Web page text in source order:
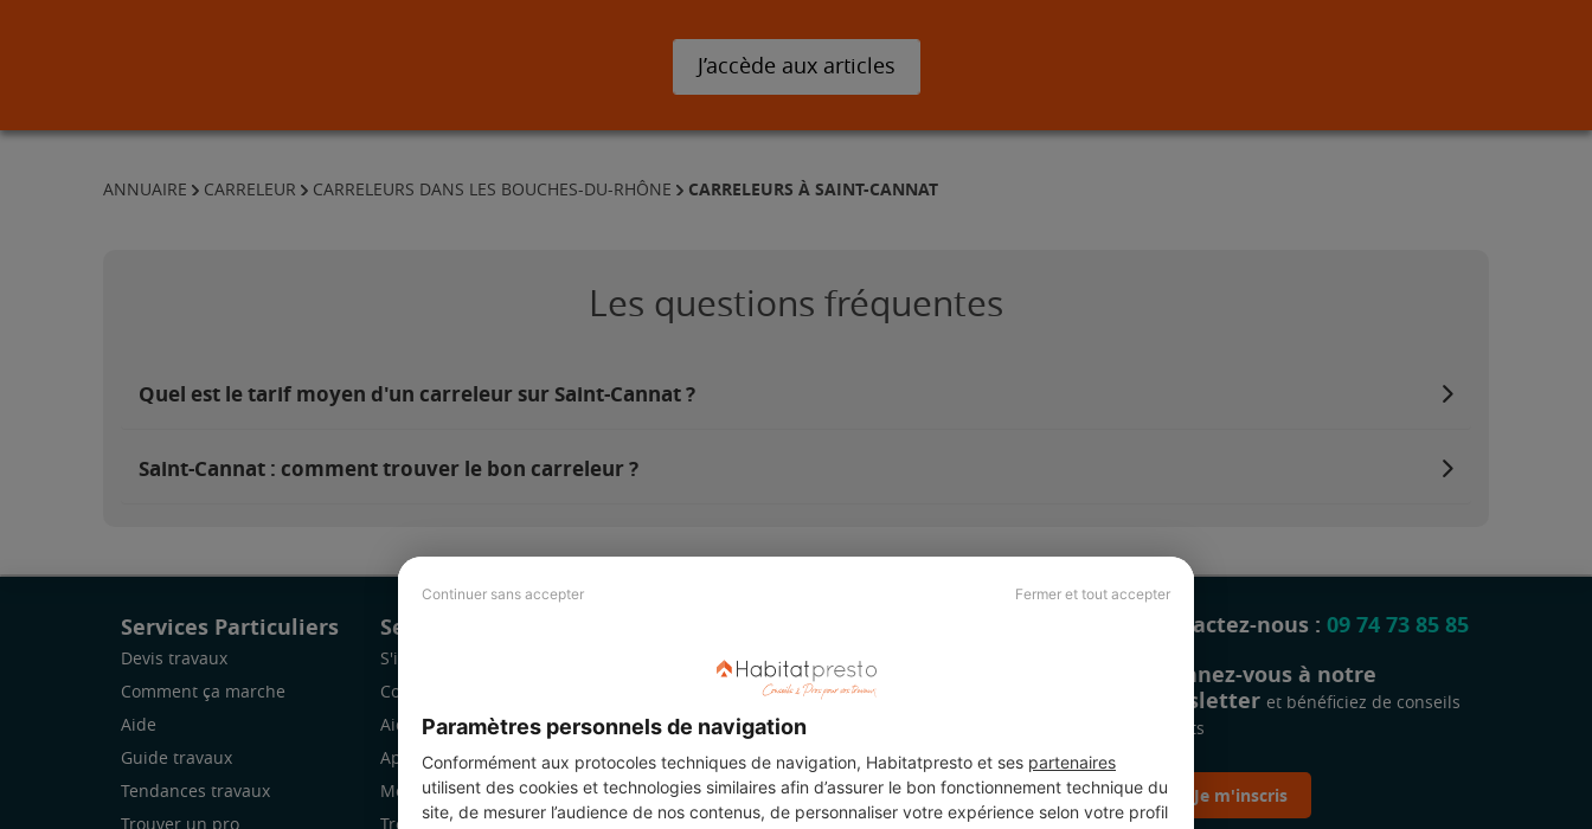
Continuer sans accepter Fermer et tout accepter
Paramètres personnels de navigation
Conformément aux protocoles techniques de navigation, Habitatpresto et ses partenaires
utilisent des cookies et technologies similaires afin d’assurer le bon fonctionnement technique du
site, de mesurer l’audience de nos contenus, de personnaliser votre expérience selon votre profil
J’accède aux articles
ANNUAIRE CARRELEUR CARRELEURS DANS LES BOUCHES-DU-RHÔNE CARRELEURS À SAINT-CANNAT
Les questions fréquentes
Quel est le tarif moyen d'un carreleur sur Saint-Cannat ?
Saint-Cannat : comment trouver le bon carreleur ?
Services Particuliers
Devis travaux
Comment ça marche
Aide
Guide travaux
Tendances travaux
Trouver un pro
Services Pro
S'inscrire
Comment ça marche
Aide
Application Mobile
Mon espace
Trouver des chantiers
Revue de presse
Légal
Charte cookies
Contactez-nous : 09 74 73 85 85
Abonnez-vous à notre
newsletter et bénéficiez de conseils
gratuits
Je m'inscris